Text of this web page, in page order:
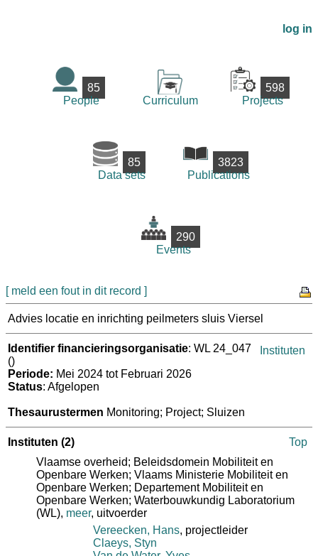
log in
85
People
Curriculum
598
Projects
85
Data sets
3823
Publications
290
Events
[ meld een fout in dit record ]
Advies locatie en inrichting peilmeters sluis Viersel
Identifier financieringsorganisatie: WL 24_047
()
Periode: Mei 2024 tot Februari 2026
Status: Afgelopen
Thesaurustermen Monitoring; Project; Sluizen
Instituten
Instituten (2)
Top
Vlaamse overheid; Beleidsdomein Mobiliteit en
Openbare Werken; Vlaams Ministerie Mobiliteit en
Openbare Werken; Departement Mobiliteit en
Openbare Werken; Waterbouwkundig Laboratorium
(WL), meer, uitvoerder
Vereecken, Hans, projectleider
Claeys, Styn